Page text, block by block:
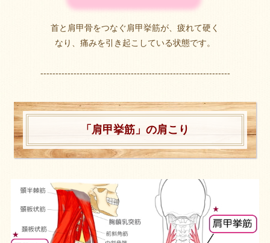
首と肩甲骨をつなぐ肩甲挙筋が、疲れて硬く
なり、痛みを引き起こしている状態です。
---------------------------------------------------------------
「肩甲挙筋」の肩こり